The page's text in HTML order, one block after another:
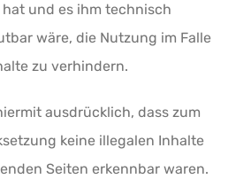
und es ihm technisch
wäre, die Nutzung im Falle
zu verhindern.
ausdrücklich, dass zum
keine illegalen Inhalte
Seiten erkennbar waren.